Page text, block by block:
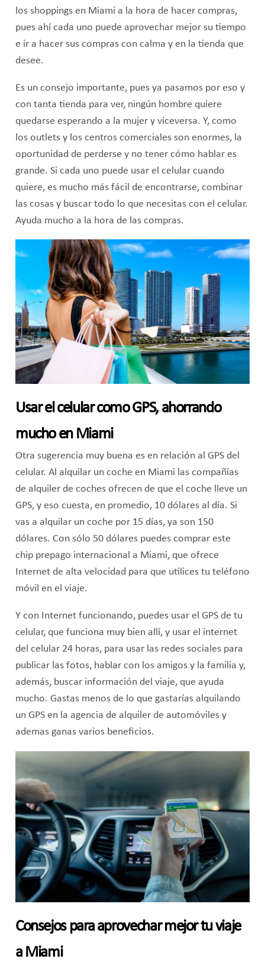
los shoppings en Miami a la hora de hacer compras,
pues ahí cada uno puede aprovechar mejor su tiempo
e ir a hacer sus compras con calma y en la tienda que
desee.
Es un consejo importante, pues ya pasamos por eso y
con tanta tienda para ver, ningún hombre quiere
quedarse esperando a la mujer y viceversa. Y, como
los outlets y los centros comerciales son enormes, la
oportunidad de perderse y no tener cómo hablar es
grande. Si cada uno puede usar el celular cuando
quiere, es mucho más fácil de encontrarse, combinar
las cosas y buscar todo lo que necesitas con el celular.
Ayuda mucho a la hora de las compras.
Usar el celular como GPS, ahorrando
mucho en Miami
Otra sugerencia muy buena es en relación al GPS del
celular. Al alquilar un coche en Miami las compañías
de alquiler de coches ofrecen de que el coche lleve un
GPS, y eso cuesta, en promedio, 10 dólares al día. Si
vas a alquilar un coche por 15 días, ya son 150
dólares. Con sólo 50 dólares puedes comprar este
chip prepago internacional a Miami, que ofrece
Internet de alta velocidad para que utilices tu teléfono
móvil en el viaje.
Y con Internet funcionando, puedes usar el GPS de tu
celular, que funciona muy bien allí, y usar el internet
del celular 24 horas, para usar las redes sociales para
publicar las fotos, hablar con los amigos y la familia y,
además, buscar información del viaje, que ayuda
mucho. Gastas menos de lo que gastarías alquilando
un GPS en la agencia de alquiler de automóviles y
ademas ganas varios beneficios.
Consejos para aprovechar mejor tu viaje
a Miami